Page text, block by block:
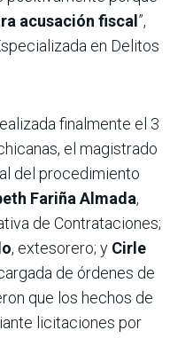
acusación fiscal ”,
en Delitos
finalmente el 3
el magistrado
del procedimiento
Fariña Almada,
de Contrataciones;
, extesorero; y Cirle
de órdenes de
que los hechos de
licitaciones por